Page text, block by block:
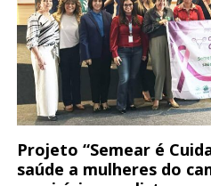
Projeto “Semear é
saúde a mulheres do